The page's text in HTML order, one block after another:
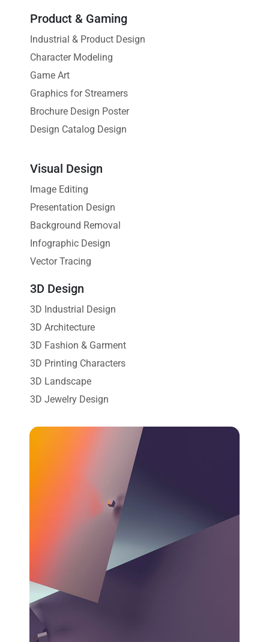
Product & Gaming
Industrial & Product Design
Character Modeling
Game Art
Graphics for Streamers
Brochure Design Poster
Design Catalog Design
Visual Design
Image Editing
Presentation Design
Background Removal
Infographic Design
Vector Tracing
3D Design
3D Industrial Design
3D Architecture
3D Fashion & Garment
3D Printing Characters
3D Landscape
3D Jewelry Design